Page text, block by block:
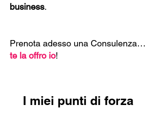
business.
Prenota adesso una Consulenza…
te la offro io!
I miei punti di forza